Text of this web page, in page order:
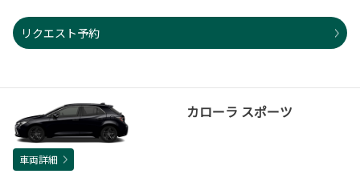
リクエスト予約
カローラ スポーツ
車両詳細